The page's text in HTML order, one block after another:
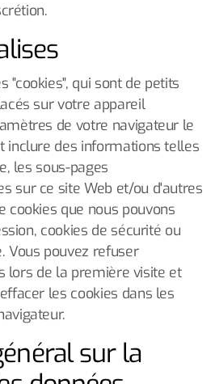
"cookies", qui sont de petits
sur votre appareil
de votre navigateur le
inclure des informations telles
les sous-pages
sur ce site Web et/ou d'autres
cookies que nous pouvons
cookies de sécurité ou
Vous pouvez refuser
lors de la première visite et
les cookies dans les
sur la